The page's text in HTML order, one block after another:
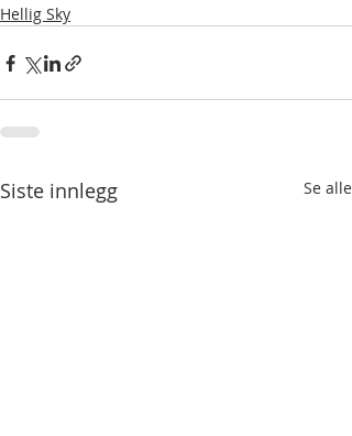
Hellig Sky
Siste innlegg Se alle